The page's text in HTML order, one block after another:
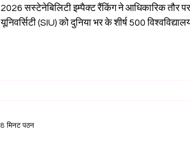
2026 सस्टेनेबिलिटी इम्पैक्ट रैंकिंग ने आधिकारिक तौर
यूनिवर्सिटी (SIU) को दुनिया भर के शीर्ष 500
8 मिनट पठन